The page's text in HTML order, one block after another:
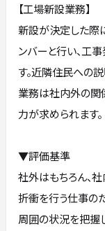
【工場新設業務】
新設が決定した際
ンバーと行い、工
す。近隣住民への
業務は社内外の関
力が求められます。
▼評価基準
社外はもちろん、
折衝を行う仕事の
周囲の状況を把握